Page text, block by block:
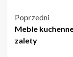
wpisu
Poprzedni
Meble
zalety